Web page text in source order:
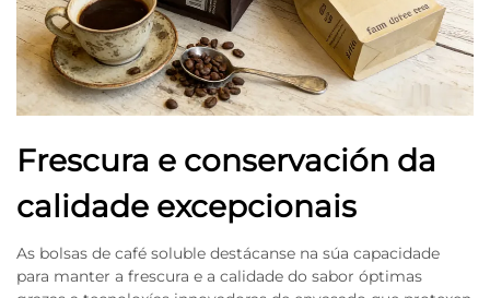
Frescura e conservación da
calidade excepcionais
As bolsas de café soluble destácanse na súa capacidade
para manter a frescura e a calidade do sabor óptimas